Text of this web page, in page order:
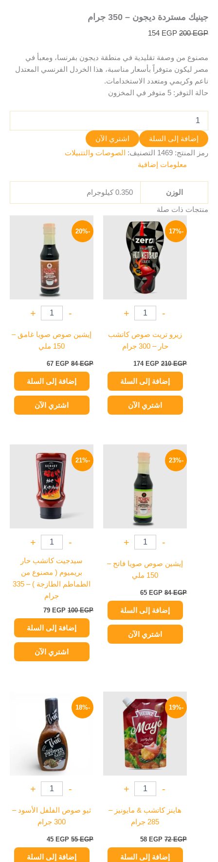
جينيك مستردة ديجون – 350 جرام
200EGP
154 EGP
مصنوع من وصفة تقليدية في منطقة ديجون بفرنسا، ومعبأ في
مصر ليكون متوفراً بأسعار مناسبة، هذا الخردل الفرنسي المعتدل
ناعم وكريمي ومتعدد الاستخدامات.
حالة التوفر: 5 متوفر في المخزون
إضافة إلى السلة
اشتري الآن
رمز المنتج: 1469 التصنيف:
الصوصات والتتبيلات
معلومات إضافية
الوزن 0.350 كيلوجرام
منتجات ذات صلة
-17%
-
+
زيرو تريت صوص كاتشب
حار – 300 جرام
210EGP
الأصلي
هو:
210 EGP.
174 EGP
الحالي
هو:
174 EGP.
إضافة إلى السلة
اشتري الآن
-20%
-
+
إيشين صوص صويا غامق –
150 ملي
84EGP
الأصلي
67 EGP
الحالي
هو:
67 EGP.
إضافة إلى السلة
اشتري الآن
-23%
-
+
إيشين صوص صويا فاتح –
150 ملي
84EGP
الأصلي
65 EGP
الحالي
هو:
65 EGP.
إضافة إلى السلة
اشتري الآن
-21%
-
+
سيدجيت كاتشب حار
بريميوم ( مصنوع من
الطماطم الطازجة ) – 335
جرام
100EGP
الأصلي
هو:
100 EGP.
79 EGP
الحالي
هو:
79 EGP.
إضافة إلى السلة
اشتري الآن
-19%
-
+
هاينز كاتشب & مايونيز –
285 جرام
72EGP
الأصلي
هو:
72 EGP.
58 EGP
الحالي
هو:
58 EGP.
إضافة إلى السلة
-18%
-
+
ثيو صوص الفلفل الأسود –
300 جرام
55EGP
الأصلي
45 EGP
الحالي
هو:
45 EGP.
إضافة إلى السلة